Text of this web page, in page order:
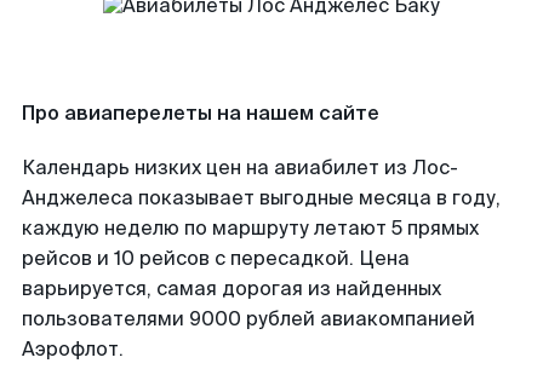
Про авиаперелеты на нашем сайте
Календарь низких цен на авиабилет из Лос-
Анджелеса показывает выгодные месяца в году,
каждую неделю по маршруту летают 5 прямых
рейсов и 10 рейсов с пересадкой. Цена
варьируется, самая дорогая из найденных
пользователями 9000 рублей авиакомпанией
Аэрофлот.